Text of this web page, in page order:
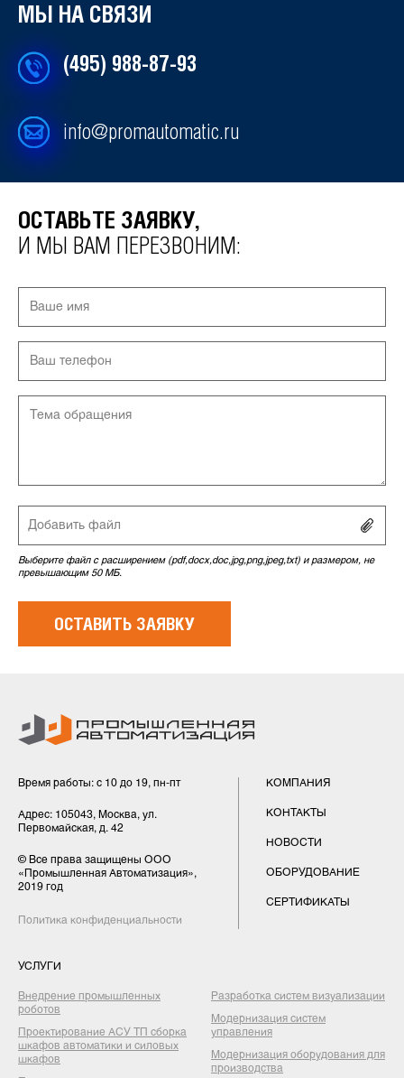
МЫ НА СВЯЗИ
(495) 988-87-93
info@promautomatic.ru
ОСТАВЬТЕ ЗАЯВКУ,
И МЫ ВАМ ПЕРЕЗВОНИМ:
Добавить файл
Выберите файл с расширением (pdf,docx,doc,jpg,png,jpeg,txt) и размером, не
превышающим 50 МБ.
Время работы: с 10 до 19, пн-пт
Адрес: 105043, Москва, ул.
Первомайская, д. 42
© Все права защищены ООО
«Промышленная Автоматизация»,
2019 год
Политика конфиденциальности
КОМПАНИЯ
КОНТАКТЫ
НОВОСТИ
ОБОРУДОВАНИЕ
СЕРТИФИКАТЫ
УСЛУГИ
Внедрение промышленных
роботов
Проектирование АСУ ТП сборка
шкафов автоматики и силовых
шкафов
Разработка систем визуализации
Модернизация систем
управления
Модернизация оборудования для
производства